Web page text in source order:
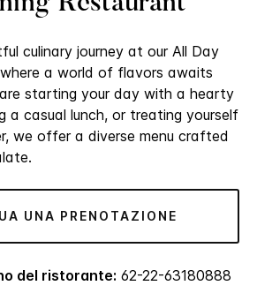
culinary journey at our All Day
a world of flavors awaits
starting your day with a hearty
a casual lunch, or treating yourself
we offer a diverse menu crafted
UNA PRENOTAZIONE
del ristorante: 62-22-63180888